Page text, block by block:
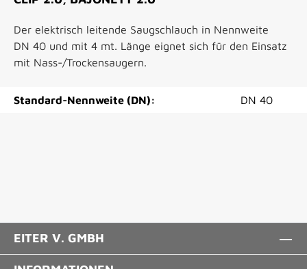
Der elektrisch leitende Saugschlauch in Nennweite
DN 40 und mit 4 mt. Länge eignet sich für den Einsatz
mit Nass-/Trockensaugern.
Standard-Nennweite (DN): DN 40
EITER V. GMBH